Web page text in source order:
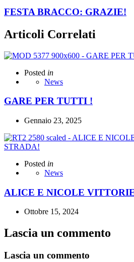
FESTA BRACCO: GRAZIE!
Articoli Correlati
Posted in
News
GARE PER TUTTI !
Gennaio 23, 2025
Posted in
News
ALICE E NICOLE
Ottobre 15, 2024
Lascia un commento
Lascia un commento